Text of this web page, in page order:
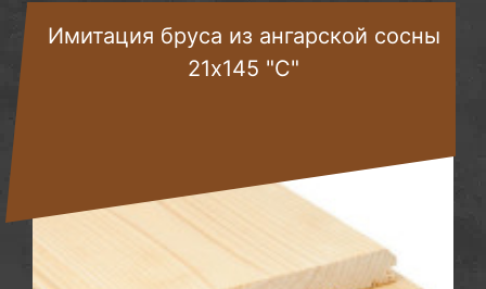
Имитация бруса из ангарской сосны
21х145 "С"